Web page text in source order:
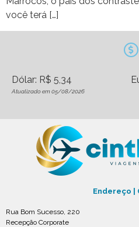
você terá […]
Dólar: R$ 5,34
Atualizado em 05/08/2026
Endereço |
Rua Bom Sucesso, 220
Recepção Corporate